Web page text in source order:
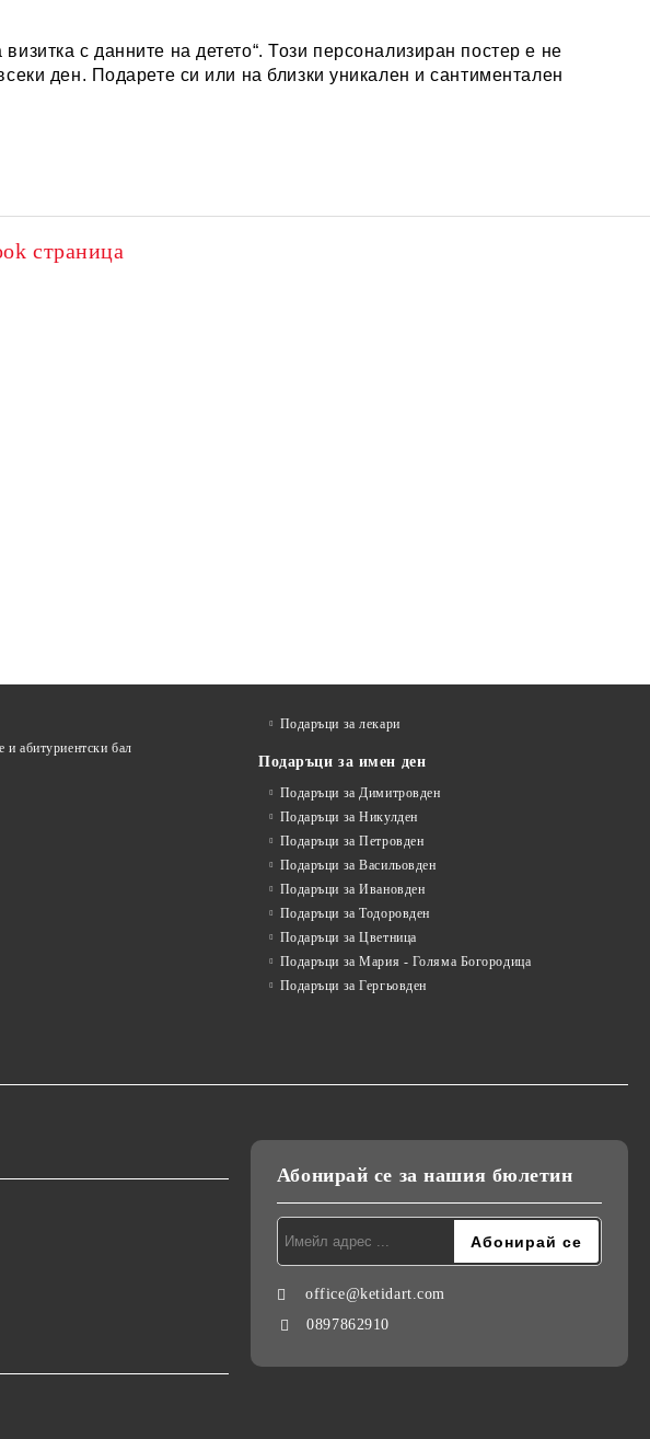
с данните на детето“. Този персонализиран постер е не
ден. Подарете си или на близки уникален и сантиментален
страница
абитуриентски бал
Подаръци за лекари
Подаръци за имен ден
Подаръци за Димитровден
Подаръци за Никулден
Подаръци за Петровден
Подаръци за Васильовден
Подаръци за Ивановден
Подаръци за Тодоровден
Подаръци за Цветница
Подаръци за Мария - Голяма Богородица
Подаръци за Гергьовден
Абонирай се за нашия бюлетин
office@ketidart.com
0897862910